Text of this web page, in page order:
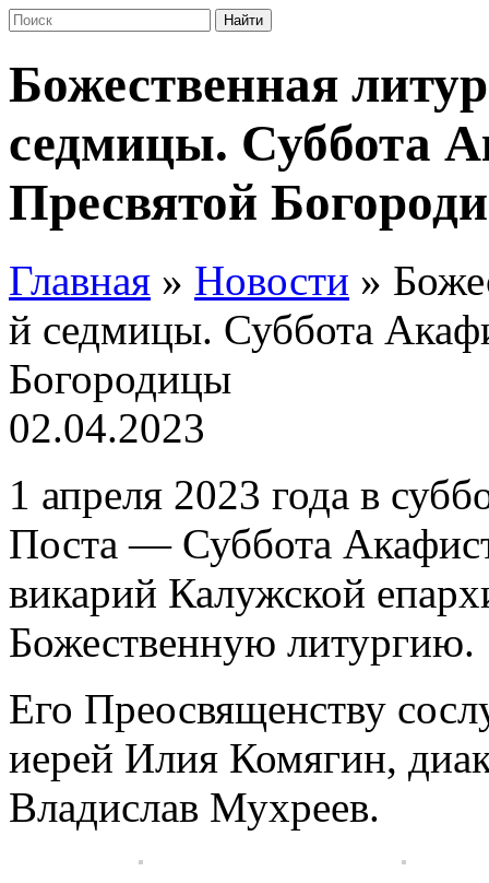
Божественная
седмицы. Суббота
Пресвятой
Главная » Новости »
й седмицы. Суббота
Богородицы
02.04.2023
1 апреля 2023 года в
Поста — Суббота
викарий Калужской
Божественную литургию.
Его Преосвященству
иерей Илия Комягин,
Владислав Мухреев.